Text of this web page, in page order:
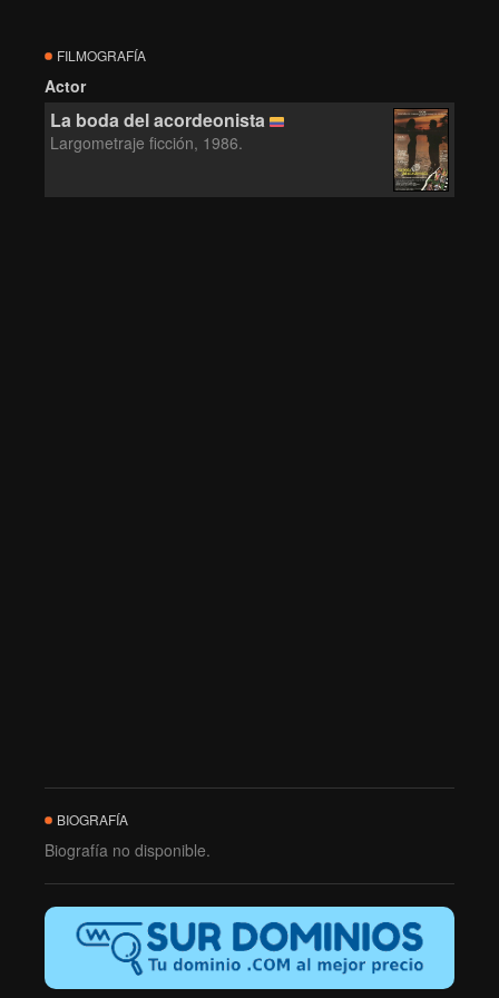
FILMOGRAFÍA
Actor
La boda del acordeonista
Largometraje ficción, 1986.
BIOGRAFÍA
Biografía no disponible.